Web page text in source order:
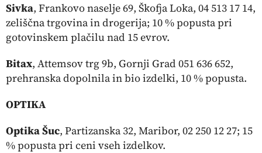
Sivka, Frankovo naselje 69, Škofja Loka, 04 513 17 14,
zeliščna trgovina in drogerija; 10 % popusta pri
gotovinskem plačilu nad 15 evrov.
Bitax, Attemsov trg 9b, Gornji Grad 051 636 652,
prehranska dopolnila in bio izdelki, 10 % popusta.
OPTIKA
Optika Šuc, Partizanska 32, Maribor, 02 250 12 27; 15
% popusta pri ceni vseh izdelkov.